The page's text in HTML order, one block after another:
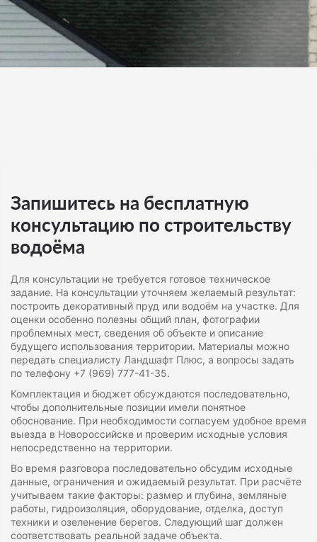
Запишитесь на бесплатную
консультацию по строительству
водоёма
Для консультации не требуется готовое техническое
задание. На консультации уточняем желаемый результат:
построить декоративный пруд или водоём на участке. Для
оценки особенно полезны общий план, фотографии
проблемных мест, сведения об объекте и описание
будущего использования территории. Материалы можно
передать специалисту Ландшафт Плюс, а вопросы задать
по телефону +7 (969) 777-41-35.
Комплектация и бюджет обсуждаются последовательно,
чтобы дополнительные позиции имели понятное
обоснование. При необходимости согласуем удобное время
выезда в Новороссийске и проверим исходные условия
непосредственно на территории.
Во время разговора последовательно обсудим исходные
данные, ограничения и ожидаемый результат. При расчёте
учитываем такие факторы: размер и глубина, земляные
работы, гидроизоляция, оборудование, отделка, доступ
техники и озеленение берегов. Следующий шаг должен
соответствовать реальной задаче объекта.